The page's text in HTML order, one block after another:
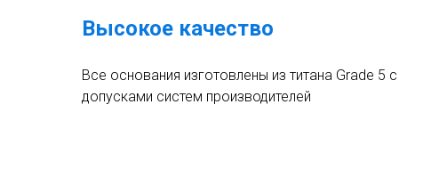
Высокое качество
Все основания изготовлены из титана Grade 5 с
допусками систем производителей